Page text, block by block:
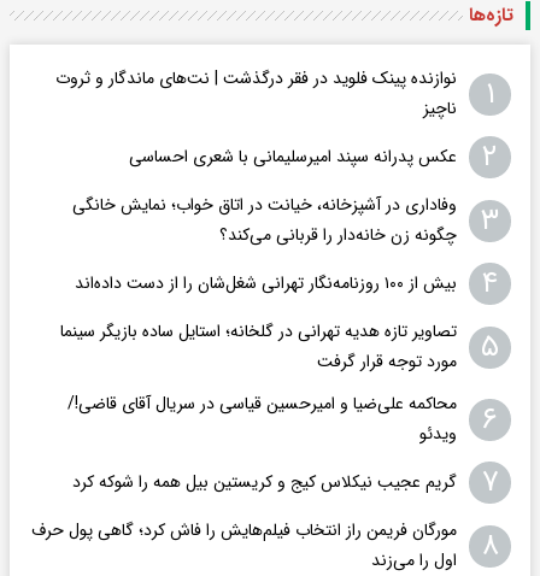
تازه‌ها
۱
نوازنده پینک فلوید در فقر درگذشت | نت‌های ماندگار و ثروت
ناچیز
۲ عکس پدرانه سپند امیرسلیمانی با شعری احساسی
۳
وفاداری در آشپزخانه، خیانت در اتاق خواب؛ نمایش خانگی
چگونه زن خانه‌دار را قربانی می‌کند؟
۴ بیش از ۱۰۰ روزنامه‌نگار تهرانی شغل‌شان را از دست داده‌اند
۵
تصاویر تازه هدیه تهرانی در گلخانه؛ استایل ساده بازیگر سینما
مورد توجه قرار گرفت
۶
محاکمه علی‌ضیا و امیرحسین قیاسی در سریال آقای قاضی!/
ویدئو
۷ گریم عجیب نیکلاس کیج و کریستین بیل همه را شوکه کرد
۸
مورگان فریمن راز انتخاب فیلم‌هایش را فاش کرد؛ گاهی پول حرف
اول را می‌زند